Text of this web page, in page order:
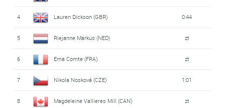
4 Lauren Dickson (GBR) 0:44
5 Riejanne Markus (NED) zt
6 Ema Comte (FRA) zt
7 Nikola Nosková (CZE) 1:01
8 Magdeleine Vallieres Mill (CAN) zt